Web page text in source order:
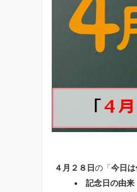
４月２８日 の「 今日は
記念日の由来